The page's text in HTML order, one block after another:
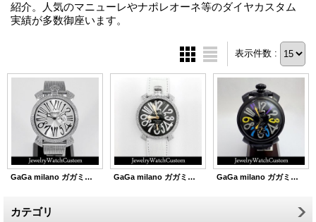
紹介。人気のマニューレやナポレオーネ等のダイヤカスタム
実績が多数御座います。
表示件数 :
GaGa milano ガガミラノ スリム 46mm フルアフターダイヤ GaGa milano ガガミラノ マニュアーレ 48mm フルアフターダイヤ GaGa milano ガガミラノ マニュアーレ 48mm 数字アフターダイヤ
カテゴリ